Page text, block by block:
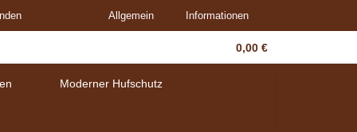
Allgemein Informationen
0,00 €
Moderner Hufschutz